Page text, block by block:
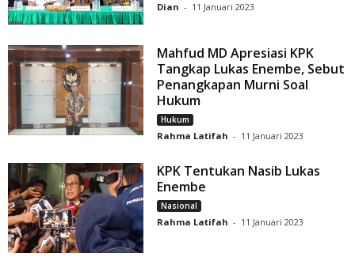
Dian - 11 Januari 2023
Mahfud MD Apresiasi KPK
Tangkap Lukas Enembe, Sebut
Penangkapan Murni Soal
Hukum
Hukum
Rahma Latifah - 11 Januari 2023
KPK Tentukan Nasib Lukas
Enembe
Nasional
Rahma Latifah - 11 Januari 2023